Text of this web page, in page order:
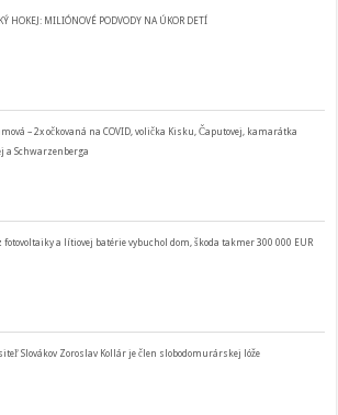
HOKEJ: MILIÓNOVÉ PODVODY NA ÚKOR DETÍ
– 2x očkovaná na COVID, volička Kisku, Čaputovej, kamarátka
a Schwarzenberga
fotovoltaiky a lítiovej batérie vybuchol dom, škoda takmer 300 000 EUR
Slovákov Zoroslav Kollár je člen slobodomurárskej lóže